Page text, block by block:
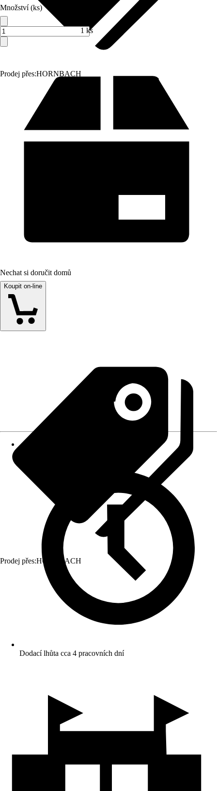
Prodej přes:HORNBACH
Množství (ks)
1 ks
Nechat si doručit domů
Koupit on-line
Prodej přes:HORNBACH
Dodací lhůta cca 4 pracovních dní